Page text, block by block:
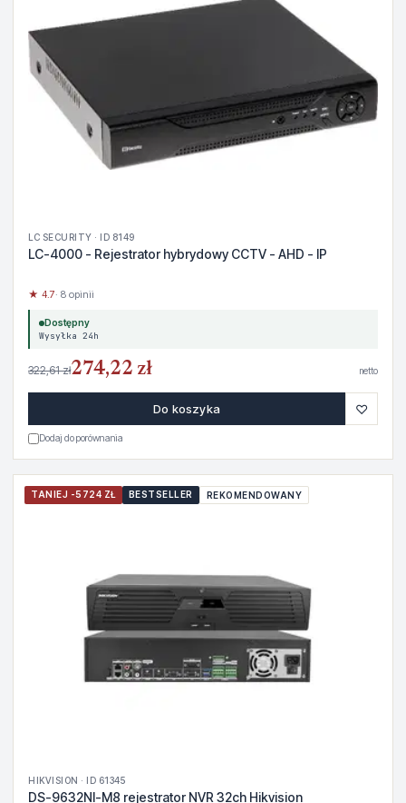
LC SECURITY · ID 8149
LC-4000 - Rejestrator hybrydowy CCTV - AHD - IP
★ 4.7· 8 opinii
Dostępny
Wysyłka 24h
322,61 zł274,22 zł netto
Do koszyka ♡
Dodaj do porównania
TANIEJ -5724 ZŁ BESTSELLER REKOMENDOWANY
HIKVISION · ID 61345
DS-9632NI-M8 rejestrator NVR 32ch Hikvision